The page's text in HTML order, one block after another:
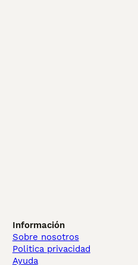
Información
Sobre nosotros
Politica privacidad
Ayuda